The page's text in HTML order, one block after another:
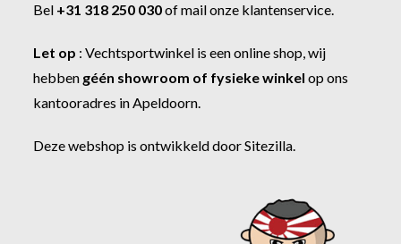
Bel +31 318 250 030ofmail onze klantenservice.
Let op :Vechtsportwinkel is een online shop, wij
hebben géén showroom of fysieke winkel op ons
kantooradres in Apeldoorn.
Deze webshop is ontwikkeld doorSitezilla.